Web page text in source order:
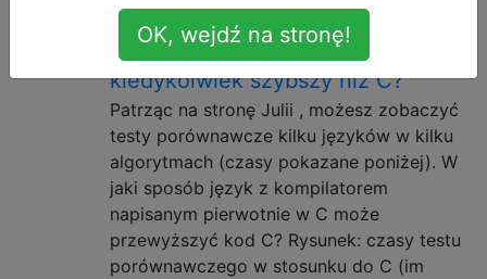
Jak język, którego kompilator
napisany jest w C, może być
kiedykolwiek szybszy niż C?
Patrząc na stronę Julii , możesz zobaczyć
testy porównawcze kilku języków w kilku
algorytmach (czasy pokazane poniżej). W
jaki sposób język z kompilatorem
napisanym pierwotnie w C może
przewyższyć kod C? Rysunek: czasy testu
porównawczego w stosunku do C (im
OK, wejdź na stronę!